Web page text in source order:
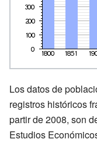
Los datos de
registros históricos
partir de 2008, son
Estudios